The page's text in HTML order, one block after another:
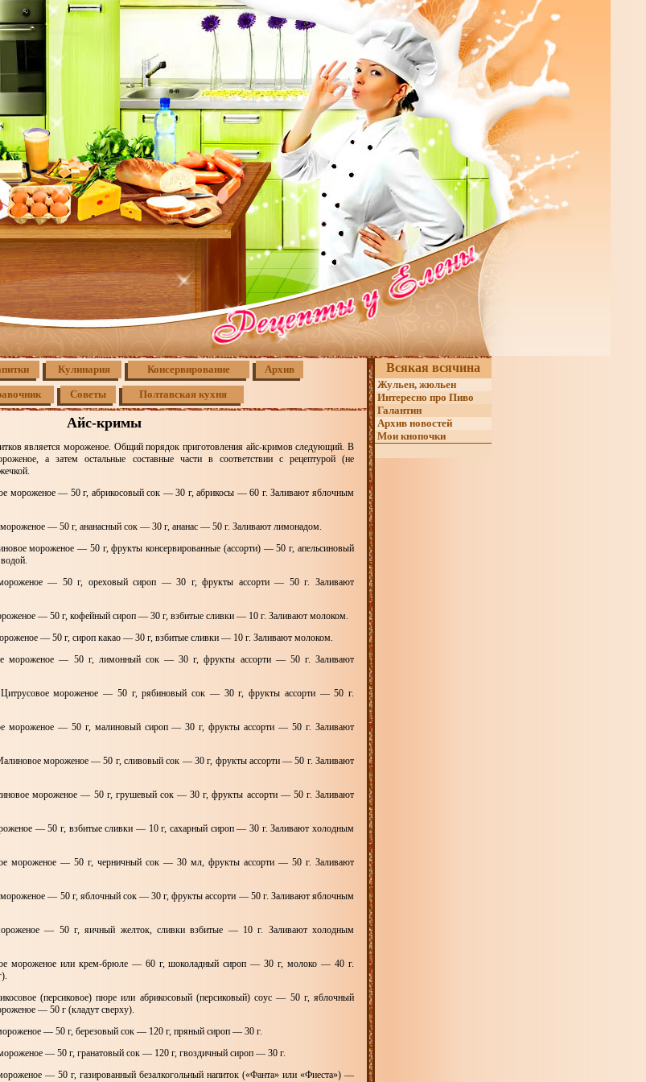
Кулинария Консервирование Архив
Советы Полтавская кухня
Айс-кримы
является мороженое. Общий порядок приготовления айс-кримов следующий. В
а затем остальные составные части в соответствии с рецептурой (не
мороженое — 50 г, абрикосовый сок — 30 г, абрикосы — 60 г. Заливают яблочным
— 50 г, ананасный сок — 30 г, ананас — 50 г. Заливают лимонадом.
мороженое — 50 г, фрукты консервированные (ассорти) — 50 г, апельсиновый
— 50 г, ореховый сироп — 30 г, фрукты ассорти — 50 г. Заливают
— 50 г, кофейный сироп — 30 г, взбитые сливки — 10 г. Заливают молоком.
— 50 г, сироп какао — 30 г, взбитые сливки — 10 г. Заливают молоком.
мороженое — 50 г, лимонный сок — 30 г, фрукты ассорти — 50 г. Заливают
мороженое — 50 г, рябиновый сок — 30 г, фрукты ассорти — 50 г.
мороженое — 50 г, малиновый сироп — 30 г, фрукты ассорти — 50 г. Заливают
мороженое — 50 г, сливовый сок — 30 г, фрукты ассорти — 50 г. Заливают
мороженое — 50 г, грушевый сок — 30 г, фрукты ассорти — 50 г. Заливают
— 50 г, взбитые сливки — 10 г, сахарный сироп — 30 г. Заливают холодным
мороженое — 50 г, черничный сок — 30 мл, фрукты ассорти — 50 г. Заливают
мороженое — 50 г, яблочный сок — 30 г, фрукты ассорти — 50 г. Заливают яблочным
— 50 г, яичный желток, сливки взбитые — 10 г. Заливают холодным
мороженое или крем-брюле — 60 г, шоколадный сироп — 30 г, молоко — 40 г.
(персиковое) пюре или абрикосовый (персиковый) соус — 50 г, яблочный
— 50 г (кладут сверху).
— 50 г, березовый сок — 120 г, пряный сироп — 30 г.
— 50 г, гранатовый сок — 120 г, гвоздичный сироп — 30 г.
— 50 г, газированный безалкогольный напиток («Фанта» или «Фиеста») —
Всякая всячина
Жульен, жюльен
Интересно про Пиво
Галантин
Архив новостей
Мои кнопочки